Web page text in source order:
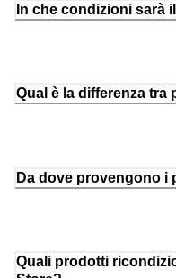
In che condizioni sarà
Qual è la differenza
Da dove provengono
Quali prodotti